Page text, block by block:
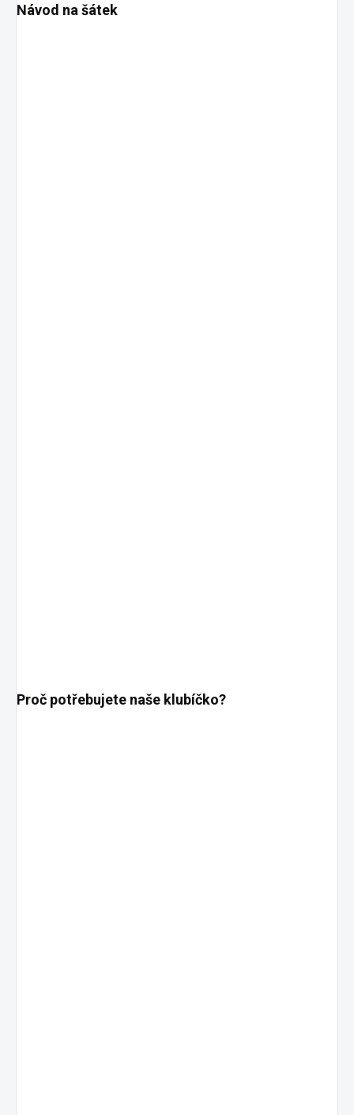
Návod na šátek
Proč potřebujete naše klubíčko?